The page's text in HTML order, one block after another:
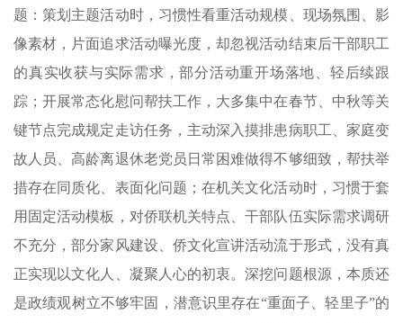
题：策划主题活动时，习惯性看重活动规模、现场氛围、影
像素材，片面追求活动曝光度，却忽视活动结束后干部职工
的真实收获与实际需求，部分活动重开场落地、轻后续跟
踪；开展常态化慰问帮扶工作，大多集中在春节、中秋等关
键节点完成规定走访任务，主动深入摸排患病职工、家庭变
故人员、高龄离退休老党员日常困难做得不够细致，帮扶举
措存在同质化、表面化问题；在机关文化活动时，习惯于套
用固定活动模板，对侨联机关特点、干部队伍实际需求调研
不充分，部分家风建设、侨文化宣讲活动流于形式，没有真
正实现以文化人、凝聚人心的初衷。深挖问题根源，本质还
是政绩观树立不够牢固，潜意识里存在“重面子、轻里子”的